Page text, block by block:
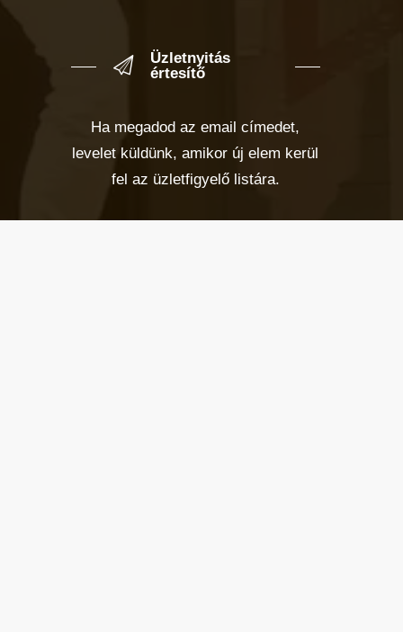
Üzletnyitás
értesítő
Ha megadod az email címedet,
levelet küldünk, amikor új elem kerül
fel az üzletfigyelő listára.